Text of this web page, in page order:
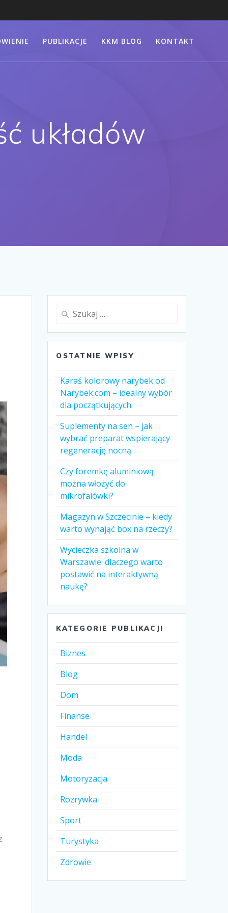
PUBLIKACJE KKM BLOG KONTAKT
układów
Szukaj:
OSTATNIE WPISY
Karaś kolorowy narybek od
Narybek.com – idealny wybór
dla początkujących
Suplementy na sen – jak
wybrać preparat wspierający
regenerację nocną
Czy foremkę aluminiową
można włożyć do
mikrofalówki?
Magazyn w Szczecinie – kiedy
warto wynająć box na rzeczy?
Wycieczka szkolna w
Warszawie: dlaczego warto
postawić na interaktywną
naukę?
KATEGORIE PUBLIKACJI
Biznes
Blog
Dom
Finanse
Handel
Moda
Motoryzacja
Rozrywka
Sport
Turystyka
Zdrowie